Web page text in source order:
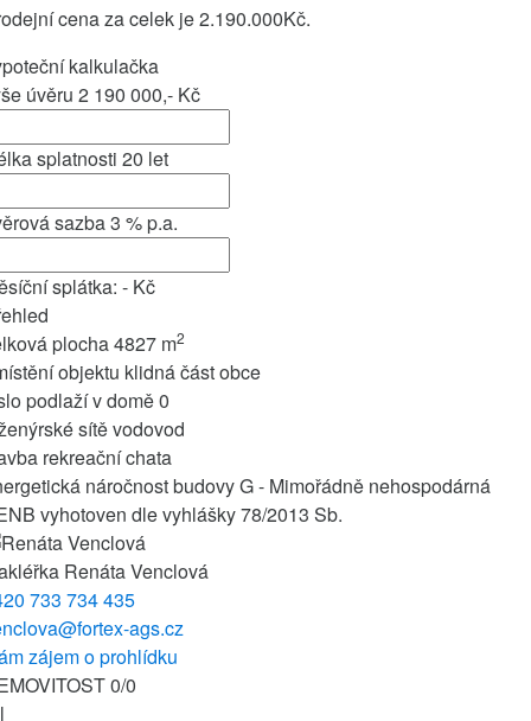
cena za celek je 2.190.000Kč.
kalkulačka
úvěru 2 190 000,- Kč
splatnosti 20 let
sazba3 % p.a.
splátka: - Kč
plocha4827 m2
objektu klidná část obce
podlaží v domě0
sítěvodovod
rekreační chata
náročnost budovyG - Mimořádně nehospodárná
vyhotoven dle vyhlášky78/2013 Sb.
Renáta Venclová
733 734 435
ags.cz
zájem o prohlídku
0/0
l